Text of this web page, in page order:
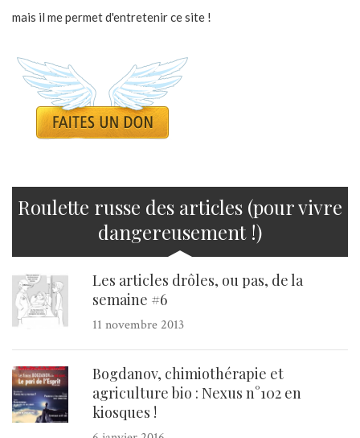
mais il me permet d'entretenir ce site !
Roulette russe des articles (pour vivre
dangereusement !)
Les articles drôles, ou pas, de la
semaine #6
11 novembre 2013
Bogdanov, chimiothérapie et
agriculture bio : Nexus n°102 en
kiosques !